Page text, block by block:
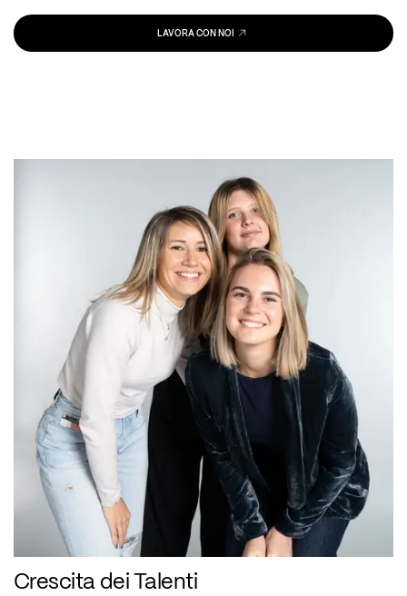
LAVORA CON NOI
Crescita dei Talenti